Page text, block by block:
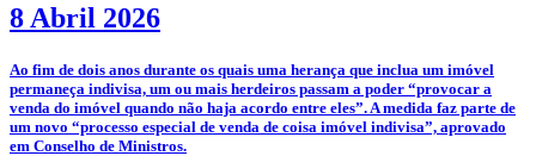
8 Abril 2026
­Ao fim de dois anos durante os quais uma herança que inclua um imóvel
permaneça indivisa, um ou mais herdeiros passam a poder “provocar a
venda do imóvel quando não haja acordo entre eles”. A medida faz parte de
um novo “processo especial de venda de coisa imóvel indivisa”, aprovado
em Conselho de Ministros.